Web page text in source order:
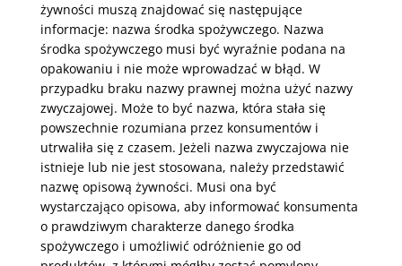
żywności muszą znajdować się następujące
informacje: nazwa środka spożywczego. Nazwa
środka spożywczego musi być wyraźnie podana na
opakowaniu i nie może wprowadzać w błąd. W
przypadku braku nazwy prawnej można użyć nazwy
zwyczajowej. Może to być nazwa, która stała się
powszechnie rozumiana przez konsumentów i
utrwaliła się z czasem. Jeżeli nazwa zwyczajowa nie
istnieje lub nie jest stosowana, należy przedstawić
nazwę opisową żywności. Musi ona być
wystarczająco opisowa, aby informować konsumenta
o prawdziwym charakterze danego środka
spożywczego i umożliwić odróżnienie go od